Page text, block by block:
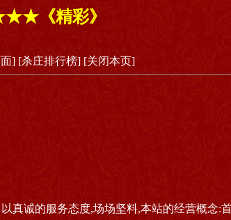
《精彩》
] [杀庄排行榜] [关闭本页]
真诚的服务态度,场场坚料,本站的经营概念: